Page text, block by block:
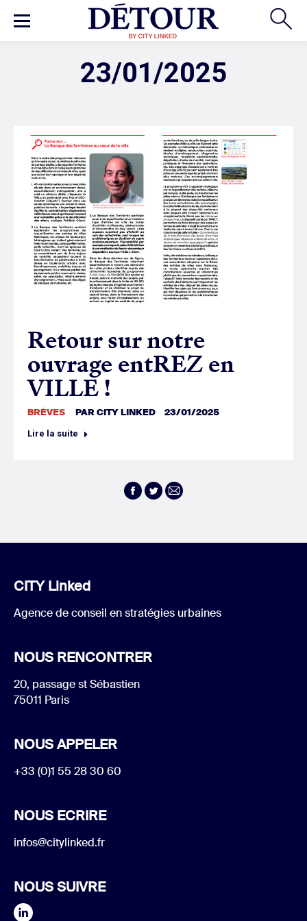
Retour sur notre
ouvrage entREZ en
VILLE !
BRÈVES PARCITY LINKED 23/01/2025
Lire la suite
Facebook
Twitter
E-
CITY Linked
Agence de conseil en stratégies urbaines
NOUS RENCONTRER
20, passage st Sébastien
75011 Paris
NOUS APPELER
+33 (0)1 55 28 30 60
NOUS ECRIRE
infos@citylinked.fr
NOUS SUIVRE